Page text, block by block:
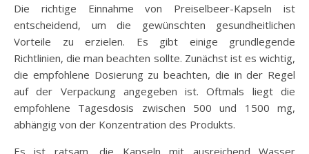
Die richtige Einnahme von Preiselbeer-Kapseln ist
entscheidend, um die gewünschten gesundheitlichen
Vorteile zu erzielen. Es gibt einige grundlegende
Richtlinien, die man beachten sollte. Zunächst ist es wichtig,
die empfohlene Dosierung zu beachten, die in der Regel
auf der Verpackung angegeben ist. Oftmals liegt die
empfohlene Tagesdosis zwischen 500 und 1500 mg,
abhängig von der Konzentration des Produkts.
Es ist ratsam, die Kapseln mit ausreichend Wasser